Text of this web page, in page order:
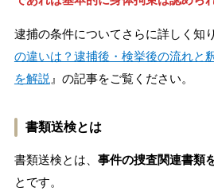
逮捕の条件についてさらに詳しく知
の違いは？逮捕後・検挙後の流れと
を解説 』の記事をご覧ください。
書類送検とは
書類送検とは、 事件の捜査関連書類
とです。